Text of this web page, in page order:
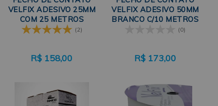
VELFIX ADESIVO 25MM
COM 25 METROS
NEOPRENE (2)
R$ 158,00
VELFIX ADESIVO 50MM
BRANCO C/10 METROS
(0)
R$ 173,00